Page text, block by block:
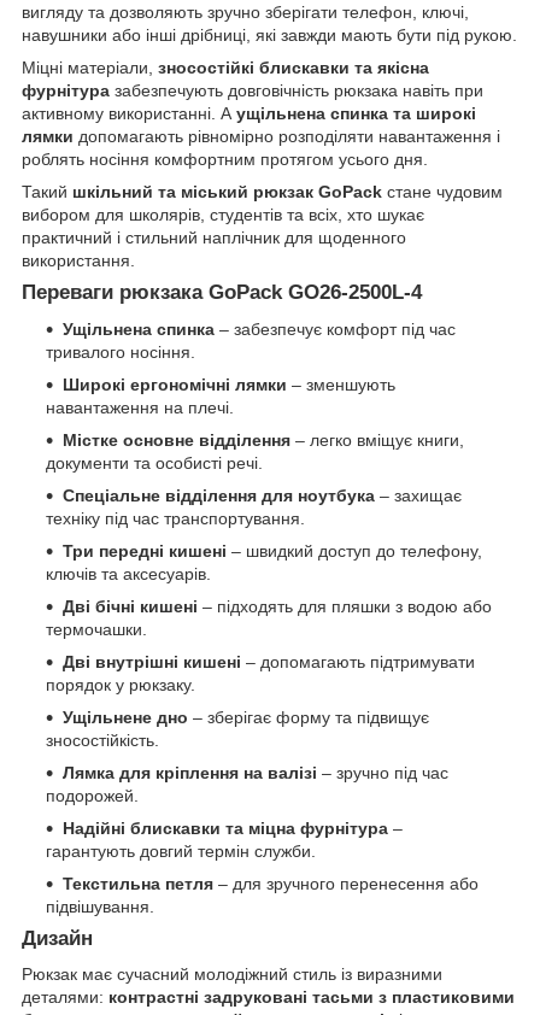
вигляду та дозволяють зручно зберігати телефон, ключі,
навушники або інші дрібниці, які завжди мають бути під рукою.
Міцні матеріали, зносостійкі блискавки та якісна
фурнітура забезпечують довговічність рюкзака навіть при
активному використанні. А ущільнена спинка та широкі
лямки допомагають рівномірно розподіляти навантаження і
роблять носіння комфортним протягом усього дня.
Такий шкільний та міський рюкзак GoPack стане чудовим
вибором для школярів, студентів та всіх, хто шукає
практичний і стильний наплічник для щоденного
використання.
Переваги рюкзака GoPack GO26-2500L-4
Ущільнена спинка – забезпечує комфорт під час
тривалого носіння.
Широкі ергономічні лямки – зменшують
навантаження на плечі.
Містке основне відділення – легко вміщує книги,
документи та особисті речі.
Спеціальне відділення для ноутбука – захищає
техніку під час транспортування.
Три передні кишені – швидкий доступ до телефону,
ключів та аксесуарів.
Дві бічні кишені – підходять для пляшки з водою або
термочашки.
Дві внутрішні кишені – допомагають підтримувати
порядок у рюкзаку.
Ущільнене дно – зберігає форму та підвищує
зносостійкість.
Лямка для кріплення на валізі – зручно під час
подорожей.
Надійні блискавки та міцна фурнітура –
гарантують довгий термін служби.
Текстильна петля – для зручного перенесення або
підвішування.
Дизайн
Рюкзак має сучасний молодіжний стиль із виразними
деталями: контрастні задруковані тасьми з пластиковими